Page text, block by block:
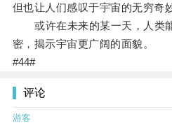
但也让人们感叹于宇宙的无穷奇
或许在未来的某一天，人类
密，揭示宇宙更广阔的面貌。
#44#
评论
游客